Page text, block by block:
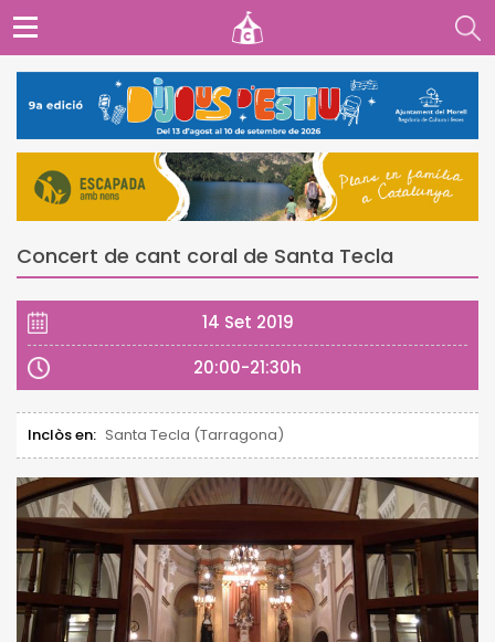
Concert de cant coral de Santa Tecla
14 Set 2019
20:00-21:30h
Inclòs en: Santa Tecla (Tarragona)